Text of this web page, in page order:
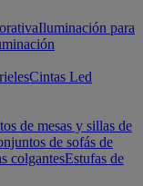
Iluminación para
Cintas Led
de mesas y sillas de
de sofás de
colgantesEstufas de